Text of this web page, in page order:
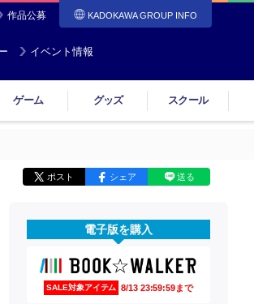
作品公募 KADOKAWA GROUP INFO
イベント情報
ゲーム グッズ スクール
ポスト シェア 送る
電子版を購入
SALE対象アイテム 8/13 23:59:59まで